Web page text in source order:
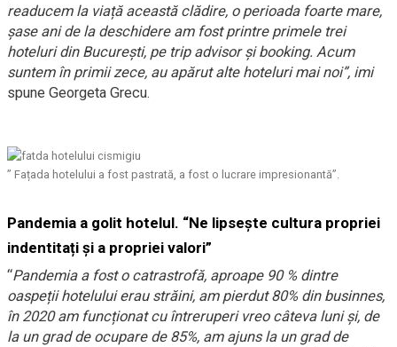
readucem la viață această clădire, o perioada foarte mare,
șase ani de la deschidere am fost printre primele trei
hoteluri din București, pe trip advisor și booking. Acum
suntem în primii zece, au apărut alte hoteluri mai noi”, imi
spune Georgeta Grecu.
” Fațada hotelului a fost pastrată, a fost o lucrare impresionantă”.
Pandemia a golit hotelul. “Ne lipsește cultura propriei
indentitați și a propriei valori”
“Pandemia a fost o catrastrofă, aproape 90 % dintre
oaspeții hotelului erau străini, am pierdut 80% din businnes,
în 2020 am funcționat cu întreruperi vreo câteva luni și, de
la un grad de ocupare de 85%, am ajuns la un grad de